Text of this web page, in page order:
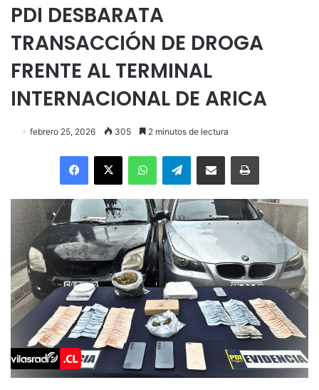
PDI DESBARATA
TRANSACCIÓN DE DROGA
FRENTE AL TERMINAL
INTERNACIONAL DE ARICA
febrero 25, 2026 305 2 minutos de lectura
Facebook
X WhatsAppTelegramEnviar vía email Imprimir